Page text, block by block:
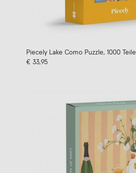
Piecely Lake Como Puzzle, 1000 Teile
€ 33,95